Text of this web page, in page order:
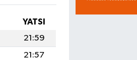
YATSI
21:59
21:57